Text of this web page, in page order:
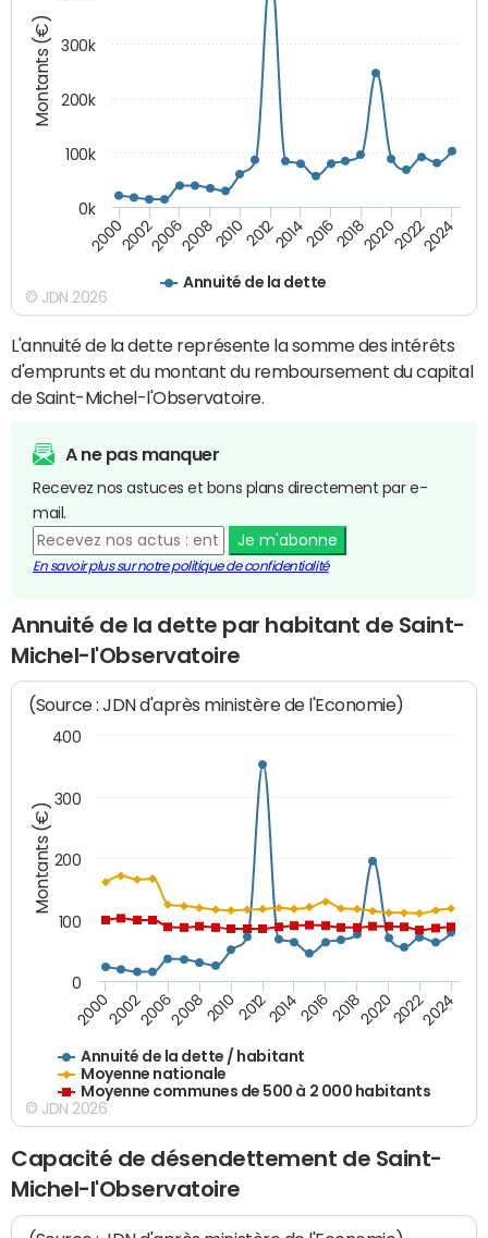
Montants (€)
Annuité de la dette
200020022006200820102012201420162018202020222024
0k
100k
200k
300k
© JDN 2026
L'annuité de la dette représente la somme des intérêts
d'emprunts et du montant du remboursement du capital
de Saint-Michel-l'Observatoire.
A ne pas manquer
Recevez nos astuces et bons plans directement par e-
mail.
Je m'abonne
En savoir plus sur notre politique de confidentialité
Annuité de la dette par habitant de Saint-
Michel-l'Observatoire
Montants (€)
(Source : JDN d'après ministère de l'Economie)
Annuité de la dette / habitant
Moyenne nationale
Moyenne communes de 500 à 2 000 habitants
200020022006200820102012201420162018202020222024
0
100
200
300
400
© JDN 2026
Capacité de désendettement de Saint-
Michel-l'Observatoire